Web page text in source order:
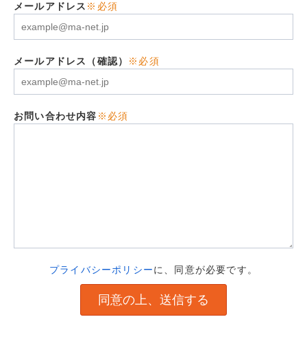
メールアドレス ※必須
メールアドレス（確認） ※必須
お問い合わせ内容 ※必須
プライバシーポリシーに、同意が必要です。